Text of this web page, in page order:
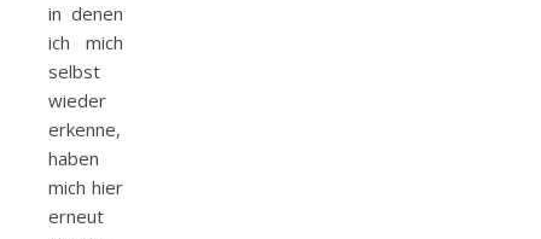
in denen
ich mich
selbst
wieder
erkenne,
haben
mich hier
erneut